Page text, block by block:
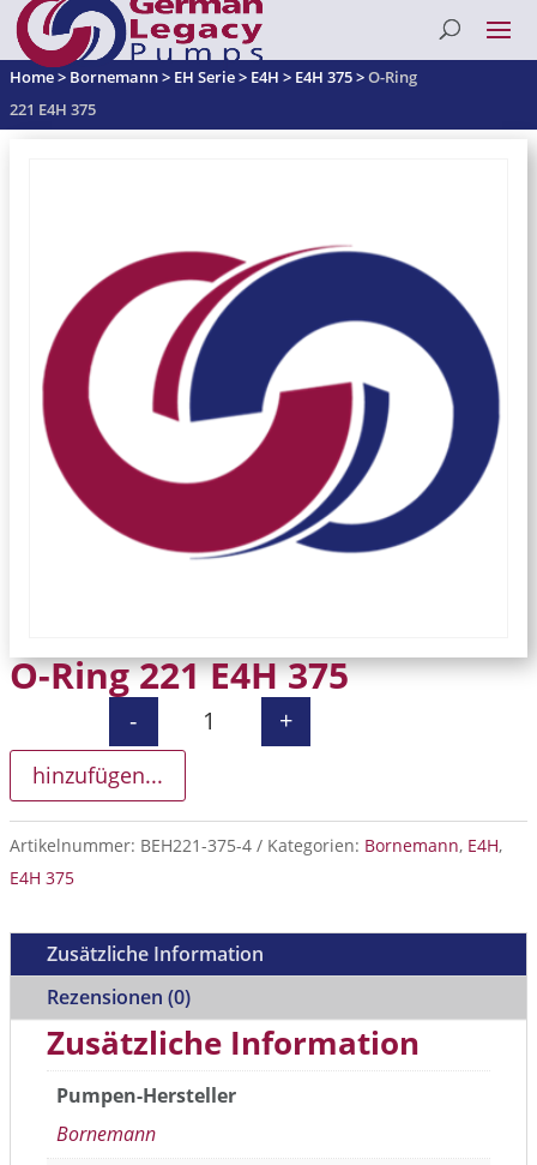
Home> Bornemann> EH Serie> E4H > E4H 375>O-Ring
221 E4H 375
O-Ring 221 E4H 375
O-Ring 221 E4H 375 Menge
- +
hinzufügen...
Artikelnummer: BEH221-375-4 Kategorien: Bornemann, E4H,
E4H 375
Zusätzliche Information
Rezensionen (0)
Zusätzliche Information
Pumpen-Hersteller
Bornemann